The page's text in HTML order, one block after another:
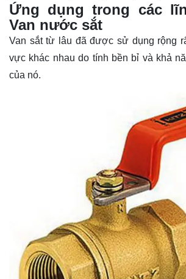
Ứng dụng trong các
Van nước sắt
Van sắt từ lâu đã được sử dụng rộng
vực khác nhau do tính bền bỉ và khả
của nó.